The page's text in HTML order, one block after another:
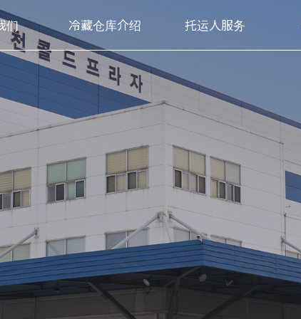
们 冷藏仓库介绍 托运人服务